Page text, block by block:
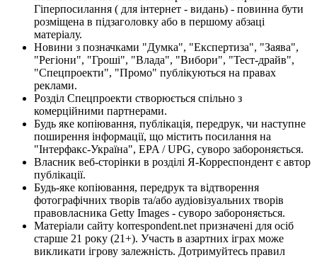
Гіперпосилання ( для інтернет - видань) - повинна бути
розміщена в підзаголовку або в першому абзаці
матеріалу.
Новини з позначками "Думка", "Експертиза", "Заява",
"Регіони", "Гроші", "Влада", "Вибори", "Тест-драйв",
"Спецпроекти", "Промо" публікуються на правах
реклами.
Розділ Спецпроекти створюється спільно з
комерційними партнерами.
Будь яке копіювання, публікація, передрук, чи наступне
поширення інформації, що містить посилання на
"Інтерфакс-Україна", EPA / UPG, суворо забороняється.
Власник веб-сторінки в розділі Я-Корреспондент є автор
публікації.
Будь-яке копіювання, передрук та відтворення
фотографічних творів та/або аудіовізуальних творів
правовласника Getty Images - суворо забороняється.
Матеріали сайту korrespondent.net призначені для осіб
старше 21 року (21+). Участь в азартних іграх може
викликати ігрову залежність. Дотримуйтесь правил